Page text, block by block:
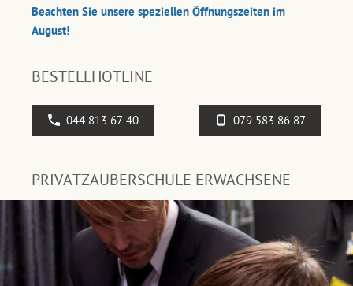
Beachten Sie unsere speziellen Öffnungszeiten im
August!
BESTELLHOTLINE
044 813 67 40 079 583 86 87
PRIVATZAUBERSCHULE ERWACHSENE